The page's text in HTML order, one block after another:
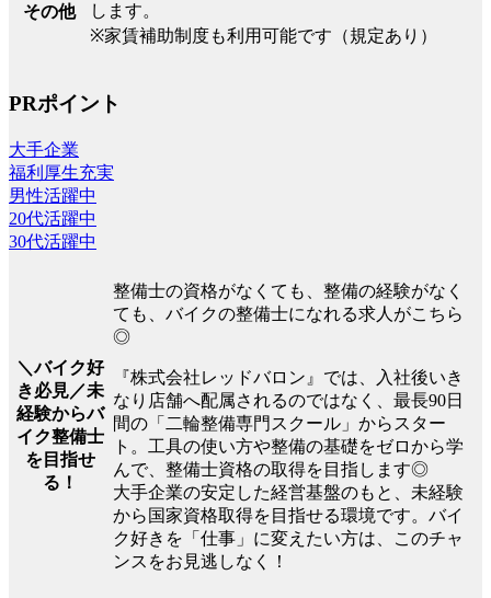
その他
します。
※家賃補助制度も利用可能です（規定あり）
PRポイント
大手企業
福利厚生充実
男性活躍中
20代活躍中
30代活躍中
＼バイク好
き必見／未
経験からバ
イク整備士
を目指せ
る！
整備士の資格がなくても、整備の経験がなく
ても、バイクの整備士になれる求人がこちら
◎
『株式会社レッドバロン』では、入社後いき
なり店舗へ配属されるのではなく、最長90日
間の「二輪整備専門スクール」からスター
ト。工具の使い方や整備の基礎をゼロから学
んで、整備士資格の取得を目指します◎
大手企業の安定した経営基盤のもと、未経験
から国家資格取得を目指せる環境です。バイ
ク好きを「仕事」に変えたい方は、このチャ
ンスをお見逃しなく！